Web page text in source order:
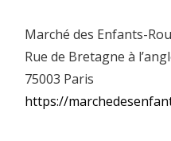
Marché des Enfants-
Rue de Bretagne à
75003 Paris
https://